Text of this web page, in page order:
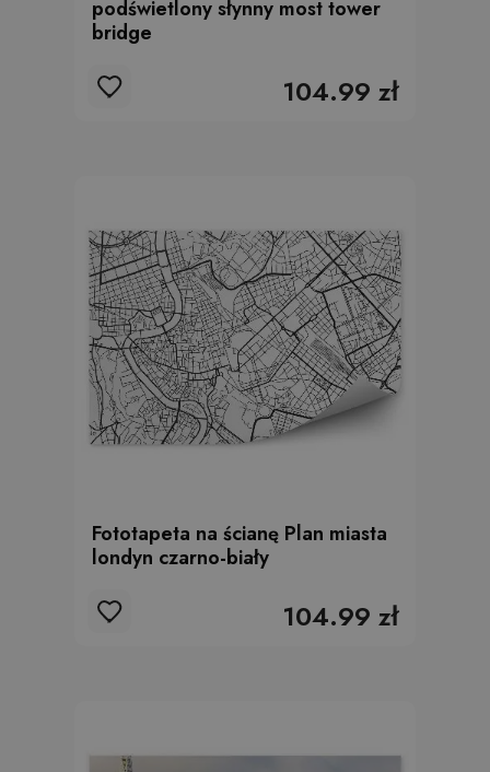
podświetlony słynny most tower
bridge
104.99 zł
Fototapeta na ścianę Plan miasta
londyn czarno-biały
104.99 zł